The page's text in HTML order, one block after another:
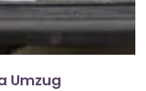
Umzug